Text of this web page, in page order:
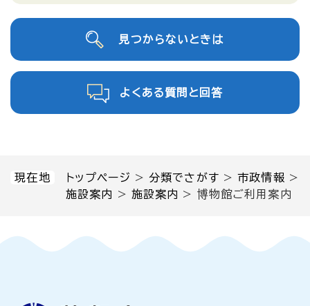
現在地 トップページ >分類でさがす >市政情報 >
施設案内
> 施設案内 > 博物館ご利用案内
見つからないときは
よくある質問と回答